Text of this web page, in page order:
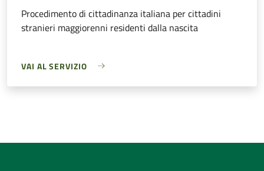
Procedimento di cittadinanza italiana per cittadini
stranieri maggiorenni residenti dalla nascita
VAI AL SERVIZIO